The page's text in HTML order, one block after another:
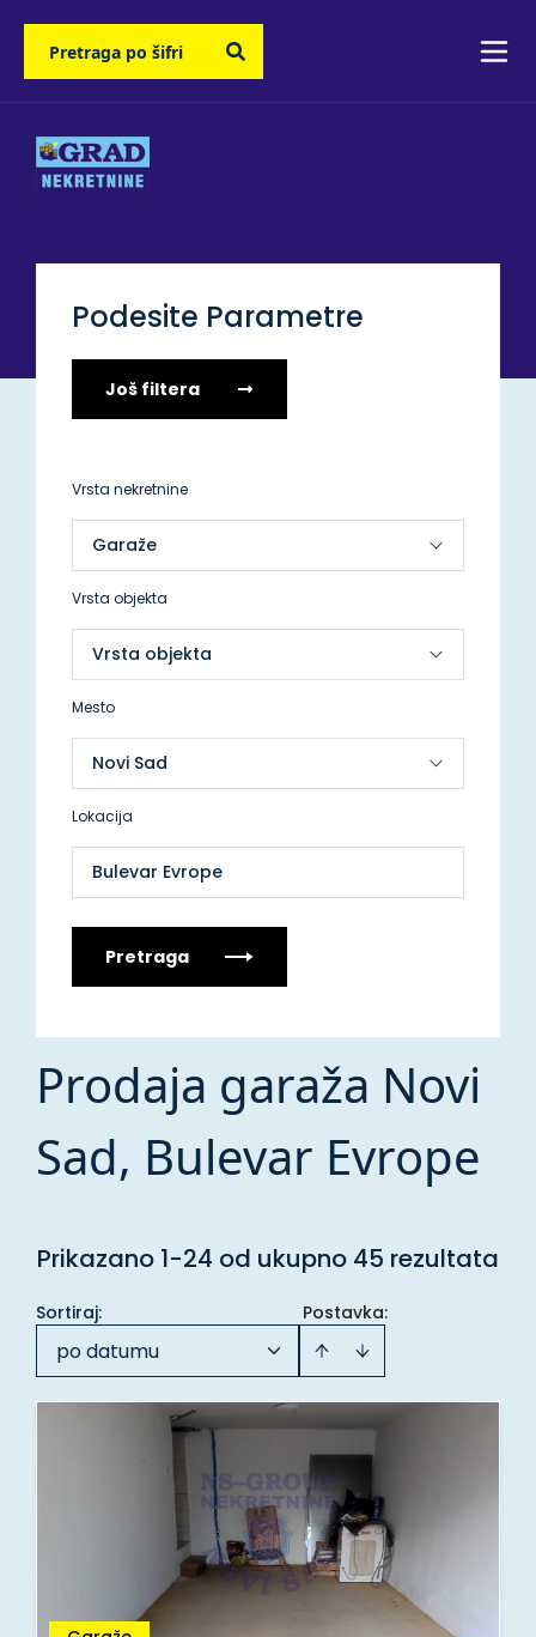
Podesite Parametre
Još filtera
Vrsta nekretnine
Vrsta objekta
Mesto
Lokacija
Bulevar Evrope
Pretraga
Prodaja garaža Novi
Sad, Bulevar Evrope
Prikazano 1-24 od ukupno 45 rezultata
Postavka:
Sortiraj:
po datumu